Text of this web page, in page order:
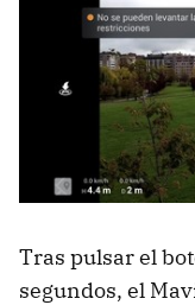
Tras pulsar el
segundos, el